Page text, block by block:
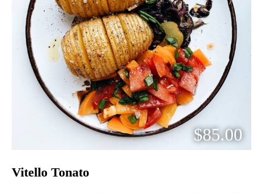
$85.00
Vitello Tonato